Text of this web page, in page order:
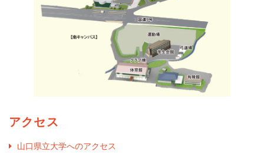
アクセス
山口県立大学へのアクセス